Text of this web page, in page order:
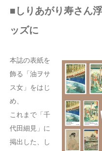
■しりあがり寿さん
ッズに
本誌の表紙を
飾る「油ヲサ
ス女」をはじ
め、
これまで「千
代田細見」に
掲出した、し